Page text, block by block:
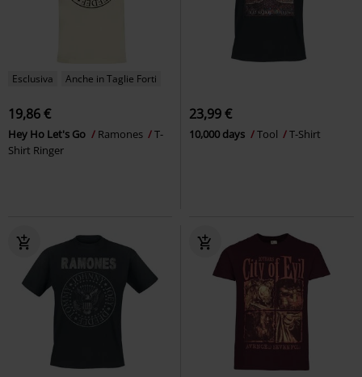
Esclusiva Anche in Taglie Forti
19,86 €
Hey Ho Let's Go Ramones
T-
Shirt Ringer
23,99 €
10,000 days Tool T-Shirt